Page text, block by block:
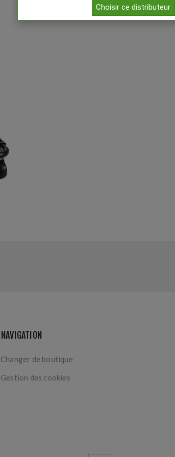
Référence:
NAVIGATION
Changer de boutique
Gestion des cookies
Choisir ce distributeur